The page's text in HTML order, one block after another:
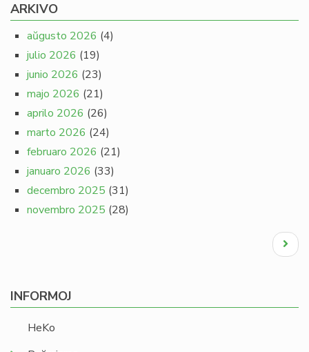
ARKIVO
aŭgusto 2026 (4)
julio 2026 (19)
junio 2026 (23)
majo 2026 (21)
aprilo 2026 (26)
marto 2026 (24)
februaro 2026 (21)
januaro 2026 (33)
decembro 2025 (31)
novembro 2025 (28)
Next
page
INFORMOJ
HeKo